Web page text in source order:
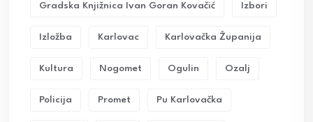
Gradska Knjižnica Ivan Goran Kovačić Izbori
Izložba Karlovac Karlovačka Županija
Kultura Nogomet Ogulin Ozalj
Policija Promet Pu Karlovačka